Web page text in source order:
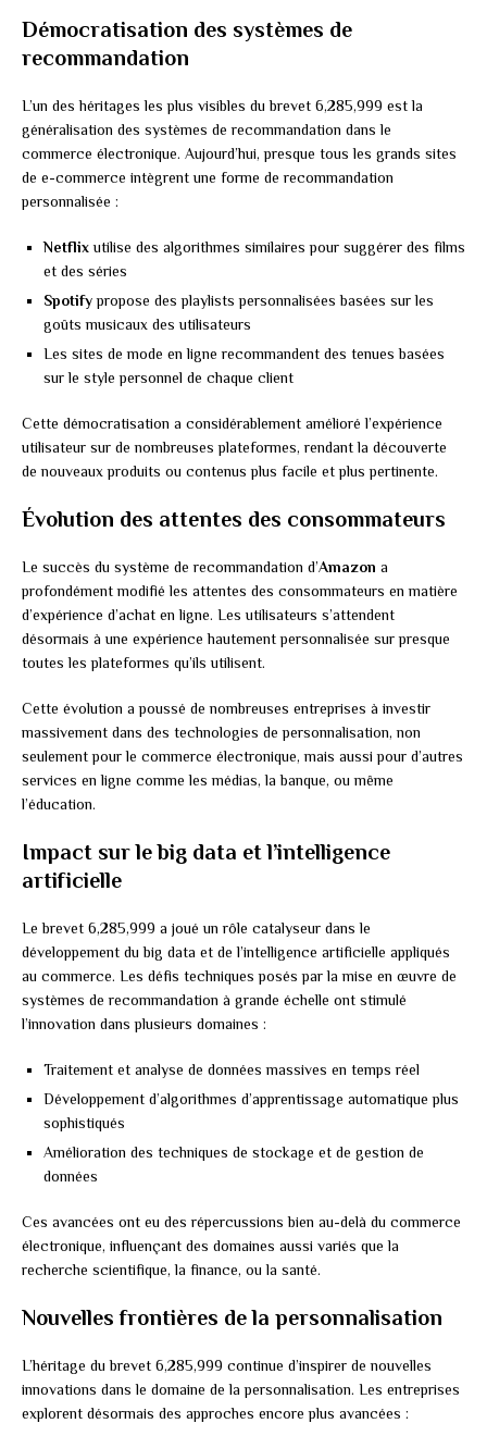
Démocratisation des systèmes de
recommandation
L’un des héritages les plus visibles du brevet 6,285,999 est la
généralisation des systèmes de recommandation dans le
commerce électronique. Aujourd’hui, presque tous les grands sites
de e-commerce intègrent une forme de recommandation
personnalisée :
Netflixutilise des algorithmes similaires pour suggérer des films
et des séries
Spotifypropose des playlists personnalisées basées sur les
goûts musicaux des utilisateurs
Les sites de mode en ligne recommandent des tenues basées
sur le style personnel de chaque client
Cette démocratisation a considérablement amélioré l’expérience
utilisateur sur de nombreuses plateformes, rendant la découverte
de nouveaux produits ou contenus plus facile et plus pertinente.
Évolution des attentes des consommateurs
Le succès du système de recommandation d’Amazon a
profondément modifié les attentes des consommateurs en matière
d’expérience d’achat en ligne. Les utilisateurs s’attendent
désormais à une expérience hautement personnalisée sur presque
toutes les plateformes qu’ils utilisent.
Cette évolution a poussé de nombreuses entreprises à investir
massivement dans des technologies de personnalisation, non
seulement pour le commerce électronique, mais aussi pour d’autres
services en ligne comme les médias, la banque, ou même
l’éducation.
Impact sur le big data et l’intelligence
artificielle
Le brevet 6,285,999 a joué un rôle catalyseur dans le
développement du big data et de l’intelligence artificielle appliqués
au commerce. Les défis techniques posés par la mise en œuvre de
systèmes de recommandation à grande échelle ont stimulé
l’innovation dans plusieurs domaines :
Traitement et analyse de données massives en temps réel
Développement d’algorithmes d’apprentissage automatique plus
sophistiqués
Amélioration des techniques de stockage et de gestion de
données
Ces avancées ont eu des répercussions bien au-delà du commerce
électronique, influençant des domaines aussi variés que la
recherche scientifique, la finance, ou la santé.
Nouvelles frontières de la personnalisation
L’héritage du brevet 6,285,999 continue d’inspirer de nouvelles
innovations dans le domaine de la personnalisation. Les entreprises
explorent désormais des approches encore plus avancées :